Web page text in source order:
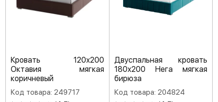
Кровать 120х200
Октавия мягкая
коричневый
Код товара: 249717
Двуспальная кровать
180х200 Нега мягкая
бирюза
Код товара: 204824